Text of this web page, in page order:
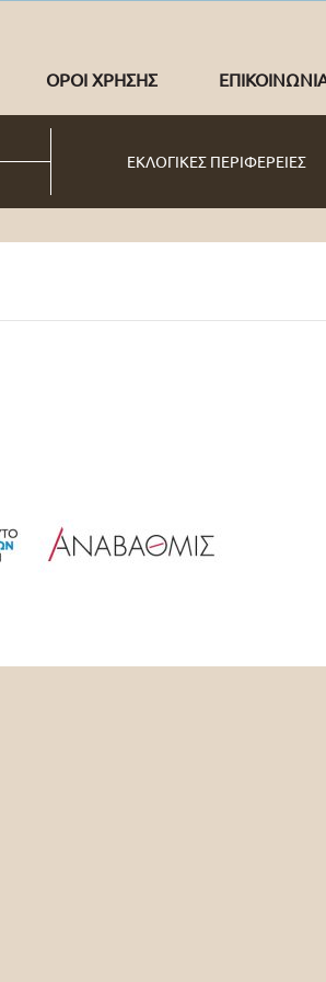
ΟΡΟΙ ΧΡΗΣΗΣ
ΕΚΛΟΓΙΚΕΣ ΠΕΡΙΦΕΡΕΙΕΣ